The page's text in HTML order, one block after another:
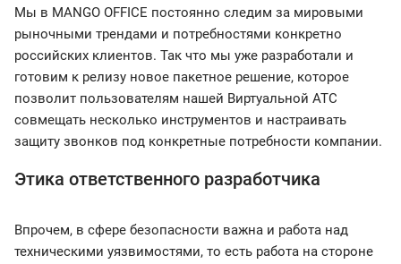
Мы в MANGO OFFICE постоянно следим за мировыми
рыночными трендами и потребностями конкретно
российских клиентов. Так что мы уже разработали и
готовим к релизу новое пакетное решение, которое
позволит пользователям нашей Виртуальной АТС
совмещать несколько инструментов и настраивать
защиту звонков под конкретные потребности компании.
Этика ответственного разработчика
Впрочем, в сфере безопасности важна и работа над
техническими уязвимостями, то есть работа на стороне